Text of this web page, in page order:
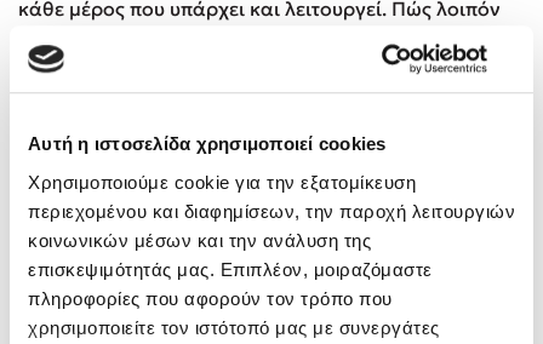
Αυτή η ιστοσελίδα χρησιμοποιεί cookies
Χρησιμοποιούμε cookie για την εξατομίκευση
περιεχομένου και διαφημίσεων, την παροχή λειτουργιών
κοινωνικών μέσων και την ανάλυση της
επισκεψιμότητάς μας. Επιπλέον, μοιραζόμαστε
πληροφορίες που αφορούν τον τρόπο που
χρησιμοποιείτε τον ιστότοπό μας με συνεργάτες
κάθε μέρος που υπάρχει και λειτουργεί. Πώς λοιπόν
θα διδάξουμε στα παιδιά μας την ενσυναίσθηση; Μα
μιλώντας για τα συναισθήματά μας, δείχνοντας
ενδιαφέρον για τα συναισθήματα των άλλων,
και να βρούμε μια κοινή λύση στις διαφορές μας, μια
λύση που θα μας προκαλεί ζεστασιά και ανακούφιση.
Η ενσυναίσθηση διδάσκεται από τον γονιό που
φροντίζει τον άλλο γονιό, από τη δασκάλα που
αφουγκράζεται τη δυσκολία του παιδιού, από τον
ενήλικα που κατανοεί και αποδέχεται, από κάθε χώρο
που ανοίγει για τα συναισθήματά μας χωρίς ετικέτες,